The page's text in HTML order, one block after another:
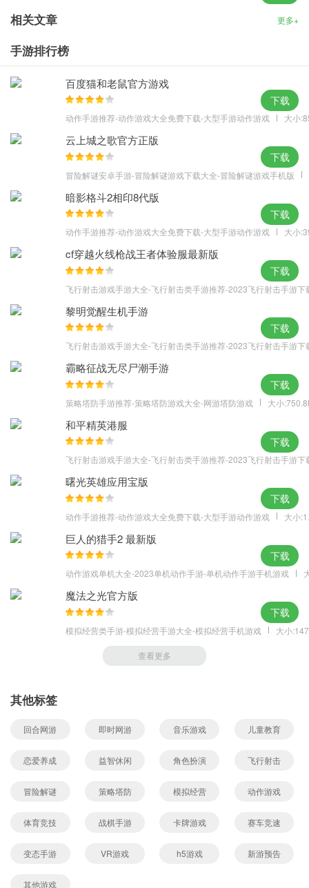
距离，热的追求已经完成。但是，如果警察逮捕了你，你失败了，
提示：不要在碰撞的时候停下车车，逃跑会更难。所以，在你被逮
作为警察：
在这里，这是一辆警车追逐游戏：你必须击败并抓住小偷作为一个
俄罗斯黑手党的黑帮只是犯了一个罪犯，偷了一辆汽车，在高速公
路的交通中驾驶。然后，他撞到你，热警察追逐开始。如何在盗窃
后阻止罪犯？破碎它，损害它的健康，直到强盗投降。追赶飞行高
速捕捉它。
一个提示，强盗的停止灯帮助你知道重罪有多远。
从很多车辆选择真正的汽车，并测试驾驶所有超级跑车。 +40（+8
我们有美国肌肉车和许多城市GT超级跑车的重罪工作的中等体验;和
最好的：xtreme豪华跑车打败警察部队。此外，我们有大约8 4x4越
野车SUV和盛大皮卡。
忘记犯罪的混乱，致命的赛车和黑帮逃脱黑帮。驱动器在一个城镇
与3d高清，高品质的图形。测试驱动所有的汽车作为一个简单的赛
车免费在高速公路，狭窄的街道，草路上没有被追逐的危险。
城市：
它是沙盒，一个开放的世界，模拟一个炎热的日子。城镇街道的表
面：沥青，沙子，草。视觉地平线由于建筑物的密度而减少，并且
它被山脉和丘陵包围。
高速公路，单向或双向道路。障碍，交通灯n标志。
区：停车场，足球和网球场，经典，工厂，房屋，摩天大楼，公
相关文章 更多+
手游排行榜
百度猫和老鼠官方游戏
动作手游推荐-动作游戏大全免费下载-大型手游动作游戏 大小
下载
云上城之歌官方正版
冒险解谜安卓手游-冒险解谜游戏下载大全-冒险解谜游戏手机版
下载
暗影格斗2相印8代版
动作手游推荐-动作游戏大全免费下载-大型手游动作游戏 大小
下载
cf穿越火线枪战王者体验服最新版
飞行射击游戏手游大全-飞行射击类手游推荐-2023飞行射击手游下
下载
黎明觉醒生机手游
飞行射击游戏手游大全-飞行射击类手游推荐-2023飞行射击手游下
下载
霸略征战无尽尸潮手游
策略塔防手游推荐-策略塔防游戏大全-网游塔防游戏 大小
下载
和平精英港服
飞行射击游戏手游大全-飞行射击类手游推荐-2023飞行射击手游下
下载
曙光英雄应用宝版
动作手游推荐-动作游戏大全免费下载-大型手游动作游戏 大小
下载
巨人的猎手2 最新版
动作游戏单机大全-2023单机动作手游-单机动作手游手机游戏
下载
魔法之光官方版
模拟经营类手游-模拟经营手游大全-模拟经营手机游戏 大小
下载
查看更多
其他标签
回合网游 即时网游 音乐游戏 儿童教育
恋爱养成 益智休闲 角色扮演 飞行射击
冒险解谜 策略塔防 模拟经营 动作游戏
体育竞技 战棋手游 卡牌游戏 赛车竞速
变态手游 VR游戏 h5游戏 新游预告
其他游戏